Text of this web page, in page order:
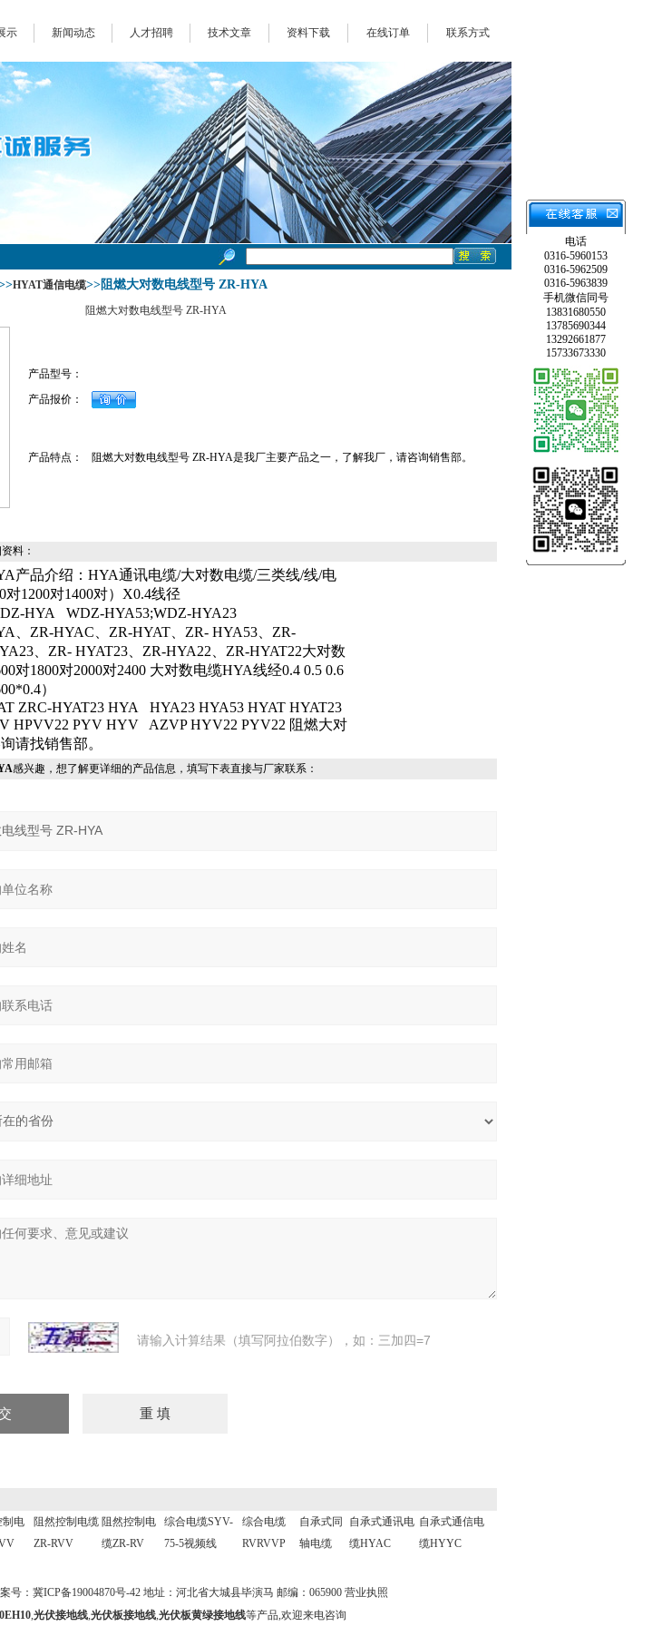
示 新闻动态 人才招聘 技术文章 资料下载 在线订单 联系方式
HYAT通信电缆>>阻燃大对数电线型号 ZR-HYA
阻燃大对数电线型号 ZR-HYA
产品型号：
产品报价：
产品特点： 阻燃大对数电线型号 ZR-HYA是我厂主要产品之一，了解我厂，请咨询销售部。
料：
产品介绍：HYA通讯电缆/大对数电缆/三类线/线/电
1200对1400对）X0.4线径
HYA
WDZ-HYA53;WDZ-HYA23
、ZR-HYAC、ZR-HYAT、ZR- HYA53、ZR-
、ZR- HYAT23、ZR-HYA22、ZR-HYAT22大对数
对1800对2000对2400 大对数电缆HYA线经0.4 0.5 0.6
）
ZRC-HYAT23 HYA
HYA23 HYA53 HYAT HYAT23
HPVV22 PYV HYV
AZVP HYV22 PYV22 阻燃大对
请找销售部。
感兴趣，想了解更详细的产品信息，填写下表直接与厂家联系：
请输入计算结果（填写阿拉伯数字），如：三加四=7
制电
阻然控制电缆
ZR-RVV
阻然控制电
缆ZR-RV
综合电缆SYV-
75-5视频线
综合电缆
RVRVVP
自承式同
轴电缆
自承式通讯电
缆HYAC
自承式通信电
缆HYYC
号： 冀ICP备19004870号-42 地址：河北省大城县毕演马 邮编：065900 营业执照
,光伏接地线,光伏板接地线,光伏板黄绿接地线等产品,欢迎来电咨询
电话
0316-5960153
0316-5962509
0316-5963839
手机微信同号
13831680550
13785690344
13292661877
15733673330